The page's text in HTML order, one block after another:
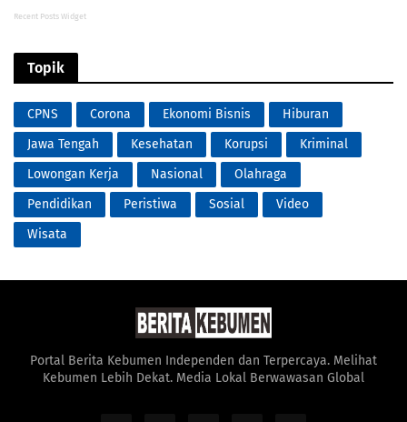
Recent Posts Widget
Topik
CPNS Corona Ekonomi Bisnis
Hiburan
Jawa Tengah
Kesehatan Korupsi
Kriminal
Lowongan Kerja
Nasional
Olahraga
Pendidikan
Peristiwa Sosial
Video
Wisata
Portal Berita Kebumen Independen dan Terpercaya. Melihat
Kebumen Lebih Dekat. Media Lokal Berwawasan Global